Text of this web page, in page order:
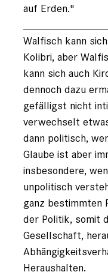
auf Erden."
Walfisch kann
Kolibri, aber
kann sich auch
dennoch dazu
gefälligst nicht
verwechselt
dann politisch,
Glaube ist aber
insbesondere,
unpolitisch
ganz bestimmten
der Politik, somit
Gesellschaft,
Heraushalten.